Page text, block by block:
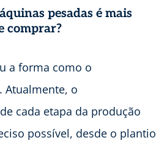
pesadas é mais
comprar?
a forma como o
Atualmente, o
cada etapa da produção
possível, desde o plantio